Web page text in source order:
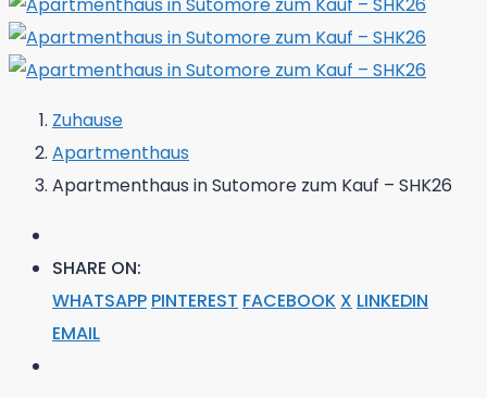
Zuhause
Apartmenthaus
Apartmenthaus in Sutomore zum Kauf – SHK26
SHARE ON:
WHATSAPP PINTEREST FACEBOOK X LINKEDIN
EMAIL